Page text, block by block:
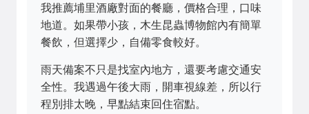
我推薦埔里酒廠對面的餐廳，價格合理，口味
地道。如果帶小孩，木生昆蟲博物館內有簡單
餐飲，但選擇少，自備零食較好。
雨天備案不只是找室內地方，還要考慮交通安
全性。我遇過午後大雨，開車視線差，所以行
程別排太晚，早點結束回住宿點。